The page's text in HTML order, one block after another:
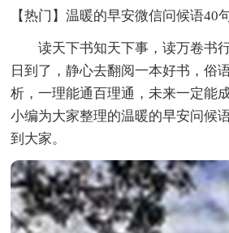
【热门】温暖的早安微信问候语40
读天下书知天下事，读万卷书
日到了，静心去翻阅一本好书，俗
析，一理能通百理通，未来一定能
小编为大家整理的温暖的早安问候
到大家。